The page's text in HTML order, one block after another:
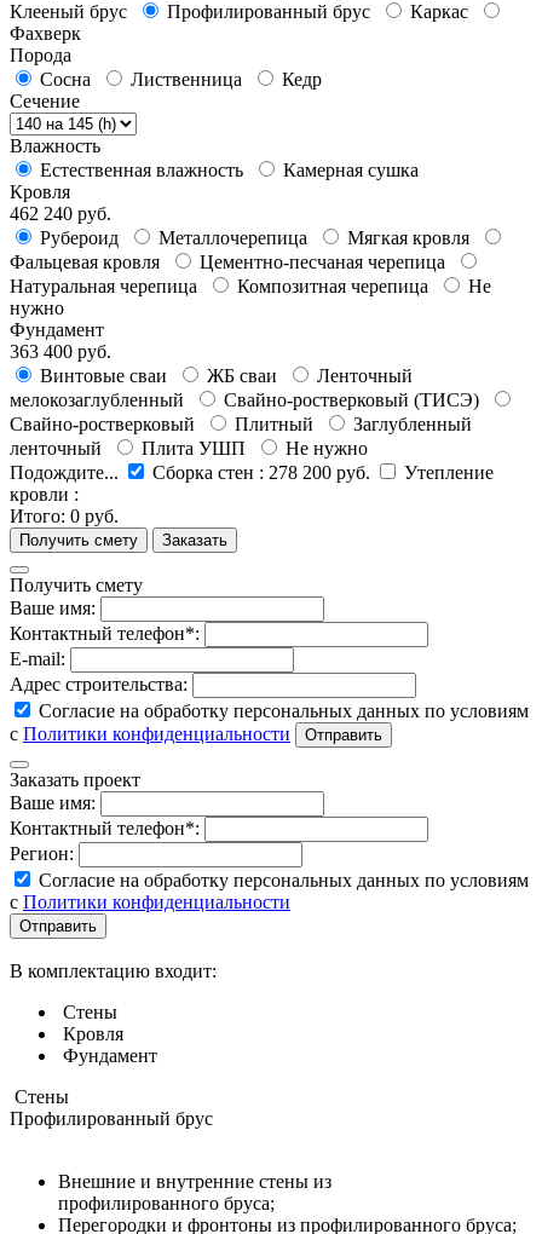
Клееный брус
Профилированный брус
Каркас
Фахверк
Порода
Сосна
Лиственница
Кедр
Сечение
Влажность
Естественная влажность
Камерная сушка
Кровля
462 240 руб.
Рубероид
Металлочерепица
Мягкая кровля
Фальцевая кровля
Цементно-песчаная черепица
Натуральная черепица
Композитная черепица
Не
нужно
Фундамент
363 400 руб.
Винтовые сваи
ЖБ сваи
Ленточный
мелокозаглубленный
Свайно-ростверковый (ТИСЭ)
Свайно-ростверковый
Плитный
Заглубленный
ленточный
Плита УШП
Не нужно
Подождите...
Сборка стен : 278 200 руб.
Утепление
кровли :
Итого: 0 руб.
Получить смету
Ваше имя:
Контактный телефон*:
E-mail:
Адрес строительства:
Согласие на обработку персональных данных по условиям
с Политики конфиденциальности
Заказать проект
Ваше имя:
Контактный телефон*:
Регион:
Согласие на обработку персональных данных по условиям
с Политики конфиденциальности
В комплектацию входит:
Стены
Кровля
Фундамент
Стены
Профилированный брус
Внешние и внутренние стены из
профилированного бруса;
Перегородки и фронтоны из профилированного бруса;